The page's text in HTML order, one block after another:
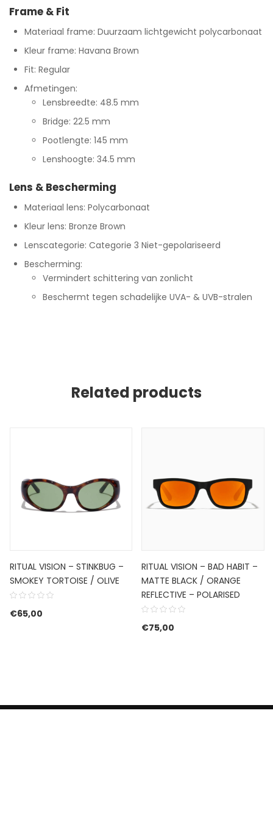
Frame & Fit
Materiaal frame: Duurzaam lichtgewicht polycarbonaat
Kleur frame: Havana Brown
Fit: Regular
Afmetingen:
Lensbreedte: 48.5 mm
Bridge: 22.5 mm
Pootlengte: 145 mm
Lenshoogte: 34.5 mm
Lens & Bescherming
Materiaal lens: Polycarbonaat
Kleur lens: Bronze Brown
Lenscategorie: Categorie 3 Niet-gepolariseerd
Bescherming:
Vermindert schittering van zonlicht
Beschermt tegen schadelijke UVA- & UVB-stralen
Related products
RITUAL VISION – STINKBUG –
SMOKEY TORTOISE / OLIVE
€65,00
RITUAL VISION – BAD HABIT –
MATTE BLACK / ORANGE
REFLECTIVE – POLARISED
€75,00